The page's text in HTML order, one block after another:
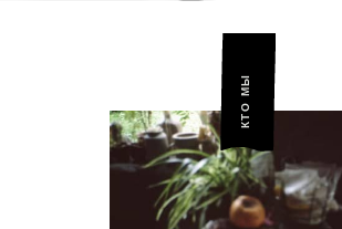
КТО МЫ